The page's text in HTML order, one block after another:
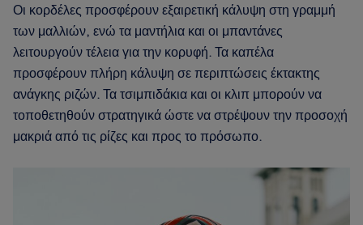
Οι κορδέλες προσφέρουν εξαιρετική κάλυψη στη γραμμή
των μαλλιών, ενώ τα μαντήλια και οι μπαντάνες
λειτουργούν τέλεια για την κορυφή. Τα καπέλα
προσφέρουν πλήρη κάλυψη σε περιπτώσεις έκτακτης
ανάγκης ριζών. Τα τσιμπιδάκια και οι κλιπ μπορούν να
τοποθετηθούν στρατηγικά ώστε να στρέψουν την προσοχή
μακριά από τις ρίζες και προς το πρόσωπο.